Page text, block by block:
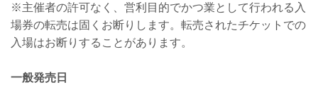
※主催者の許可なく、営利目的でかつ業として行われる入
場券の転売は固くお断りします。転売されたチケットでの
入場はお断りすることがあります。
一般発売日